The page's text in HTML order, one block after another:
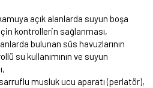
açık alanlarda suyun boşa
kontrollerin sağlanması,
bulunan süs havuzlarının
su kullanımının ve suyun
musluk ucu aparatı (perlatör),